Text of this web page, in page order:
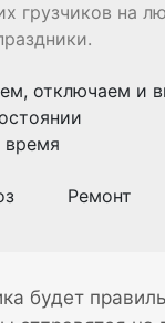
грузчиков на
отключаем и
время
Ремонт
будет